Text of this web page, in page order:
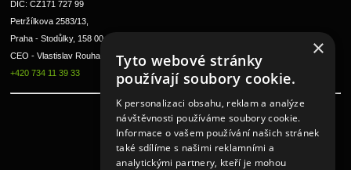
DIČ: CZ171 727 99
Petržílkova 2583/13,
Praha - Stodůlky, 158 00
CEO - Vlastislav Rouha ml.
+420 734 11 39 33
×
Tyto webové stránky
používají soubory cookie.
K personalizaci obsahu, reklam a analýze
návštěvnosti používáme soubory cookie.
Informace o vašem používání našich stránek
také sdílíme s našimi reklamními a
analytickými partnery, kteří je mohou